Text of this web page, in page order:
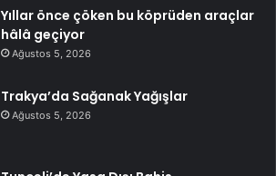
Yıllar önce çöken bu köprüden araçlar
hâlâ geçiyor
Ağustos 5, 2026
Trakya’da Sağanak Yağışlar
Ağustos 5, 2026